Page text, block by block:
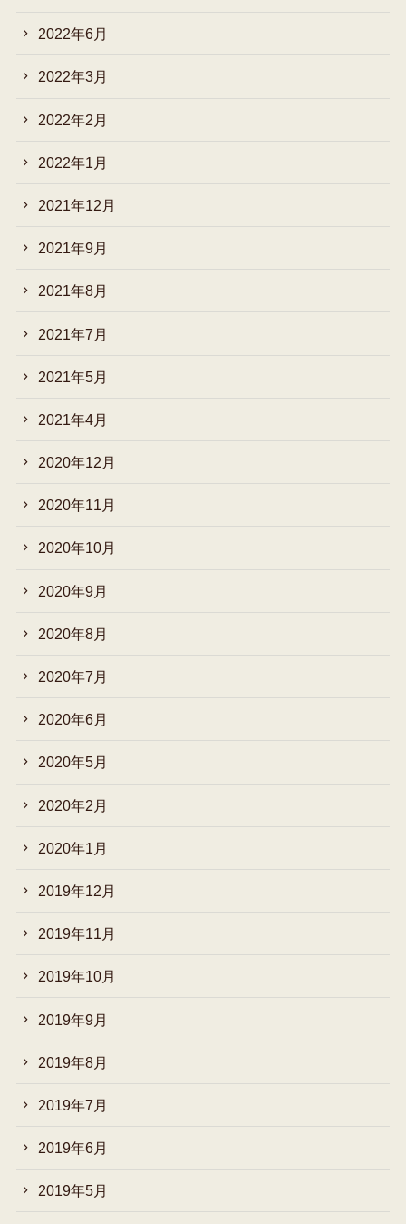
2022年6月
2022年3月
2022年2月
2022年1月
2021年12月
2021年9月
2021年8月
2021年7月
2021年5月
2021年4月
2020年12月
2020年11月
2020年10月
2020年9月
2020年8月
2020年7月
2020年6月
2020年5月
2020年2月
2020年1月
2019年12月
2019年11月
2019年10月
2019年9月
2019年8月
2019年7月
2019年6月
2019年5月